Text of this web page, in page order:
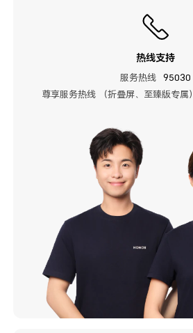
热线支持
服务热线
95030
尊享服务热线 （折叠屏、至臻版专属）